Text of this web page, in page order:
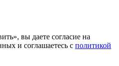
, вы даете согласие на
и соглашаетесь с политикой